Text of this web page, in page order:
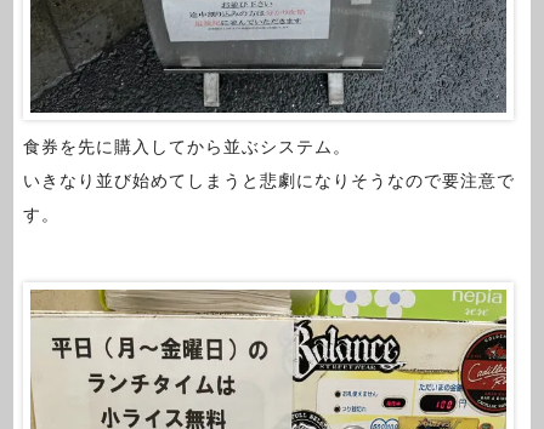
食券を先に購入してから並ぶシステム。
いきなり並び始めてしまうと悲劇になりそうなので要注意で
す。